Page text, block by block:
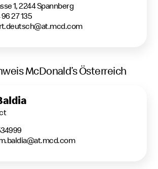
1, 2244 Spannberg
27 135
McDonald’s Österreich